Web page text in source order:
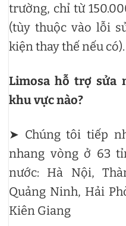
trường, chỉ từ
(tùy thuộc vào lỗi
kiện thay thế nếu có).
Limosa hỗ trợ sửa
khu vực nào?
➤ Chúng tôi tiếp
nhang vòng ở 63
nước: Hà Nội,
Quảng Ninh, Hải
Kiên Giang